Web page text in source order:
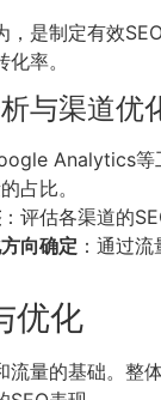
，是制定有效
率。
与渠道优
Analytics等
占比。
：评估各渠道的
向确定 ：通过
优化
流量的基础。整